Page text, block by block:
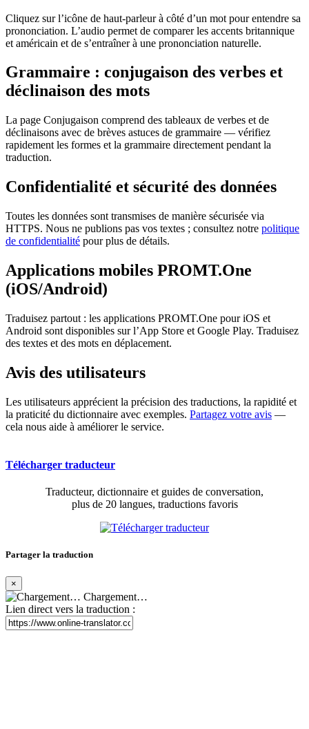
Cliquez sur l’icône de haut-parleur à côté d’un mot pour entendre sa
prononciation. L’audio permet de comparer les accents britannique
et américain et de s’entraîner à une prononciation naturelle.
Grammaire : conjugaison des verbes et
déclinaison des mots
La page Conjugaison comprend des tableaux de verbes et de
déclinaisons avec de brèves astuces de grammaire — vérifiez
rapidement les formes et la grammaire directement pendant la
traduction.
Confidentialité et sécurité des données
Toutes les données sont transmises de manière sécurisée via
HTTPS. Nous ne publions pas vos textes ; consultez notre politique
de confidentialité pour plus de détails.
Applications mobiles PROMT.One
(iOS/Android)
Traduisez partout : les applications PROMT.One pour iOS et
Android sont disponibles sur l’App Store et Google Play. Traduisez
des textes et des mots en déplacement.
Avis des utilisateurs
Les utilisateurs apprécient la précision des traductions, la rapidité et
la praticité du dictionnaire avec exemples. Partagez votre avis —
cela nous aide à améliorer le service.
Télécharger traducteur
Traducteur, dictionnaire et guides de conversation,
plus de 20 langues, traductions favoris
Partager la traduction
×
Chargement…
Lien direct vers la traduction :